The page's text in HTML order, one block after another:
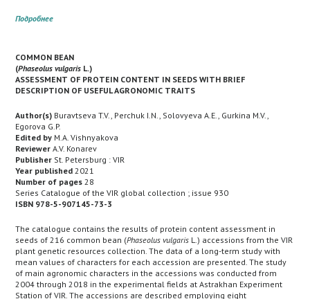
Подробнее
COMMON BEAN
(Phaseolus vulgaris L.)
ASSESSMENT OF PROTEIN CONTENT IN SEEDS WITH BRIEF
DESCRIPTION OF USEFUL AGRONOMIC TRAITS
Author(s) Buravtseva T.V., Perchuk I.N., Solovyeva A.E., Gurkina M.V.,
Egorova G.P.
Edited by M.A. Vishnyakova
Reviewer A.V. Konarev
Publisher St. Petersburg : VIR
Year published 2021
Number of pages 28
Series Catalogue of the VIR global collection ; issue 930
ISBN 978-5-907145-73-3
The catalogue contains the results of protein content assessment in
seeds of 216 common bean (Phaseolus vulgaris L.) accessions from the VIR
plant genetic resources collection. The data of a long-term study with
mean values of characters for each accession are presented. The study
of main agronomic characters in the accessions was conducted from
2004 through 2018 in the experimental fields at Astrakhan Experiment
Station of VIR. The accessions are described employing eight